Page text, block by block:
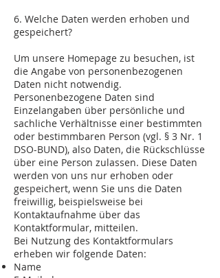
6. Welche Daten werden erhoben und
gespeichert?
Um unsere Homepage zu besuchen, ist
die Angabe von personenbezogenen
Daten nicht notwendig.
Personenbezogene Daten sind
Einzelangaben über persönliche und
sachliche Verhältnisse einer bestimmten
oder bestimmbaren Person (vgl. § 3 Nr. 1
DSO-BUND), also Daten, die Rückschlüsse
über eine Person zulassen. Diese Daten
werden von uns nur erhoben oder
gespeichert, wenn Sie uns die Daten
freiwillig, beispielsweise bei
Kontaktaufnahme über das
Kontaktformular, mitteilen.
Bei Nutzung des Kontaktformulars
erheben wir folgende Daten:
Name